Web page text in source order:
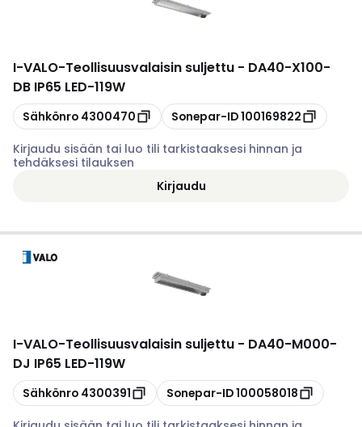
I-VALO-Teollisuusvalaisin suljettu - DA40-X100-
DB IP65 LED-119W
Kopioi
Sähkönro 4300470 Kopioi
Sonepar-ID100169822
Kirjaudu sisään tai luo tili tarkistaaksesi hinnan ja
tehdäksesi tilauksen
Kirjaudu
I-VALO-Teollisuusvalaisin suljettu - DA40-M000-
DJ IP65 LED-119W
Kopioi
Sähkönro 4300391 Kopioi
Sonepar-ID100058018